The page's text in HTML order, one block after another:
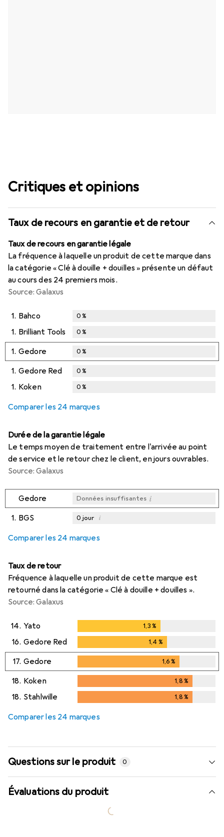
Critiques et opinions
Taux de recours en garantie et de retour
Taux de recours en garantie légale
La fréquence à laquelle un produit de cette marque dans
la catégorie « Clé à douille + douilles » présente un défaut
au cours des 24 premiers mois.
Source: Galaxus
1. Bahco 0%
1. Brilliant Tools 0%
1. Gedore 0%
1. Gedore Red 0%
1. Koken 0%
Comparer les 24 marques
Durée de la garantie légale
Le temps moyen de traitement entre l'arrivée au point
de service et le retour chez le client, en jours ouvrables.
Source: Galaxus
Gedore Données insuffisantes i
1. BGS 0 jour i
Comparer les 24 marques
Taux de retour
Fréquence à laquelle un produit de cette marque est
retourné dans la catégorie « Clé à douille + douilles ».
Source: Galaxus
14. Yato 1,3%
16. Gedore Red 1,4 %
17. Gedore 1,6%
18. Koken 1,8%
18. Stahlwille 1,8%
Comparer les 24 marques
Questions sur le produit 0
Évaluations du produit